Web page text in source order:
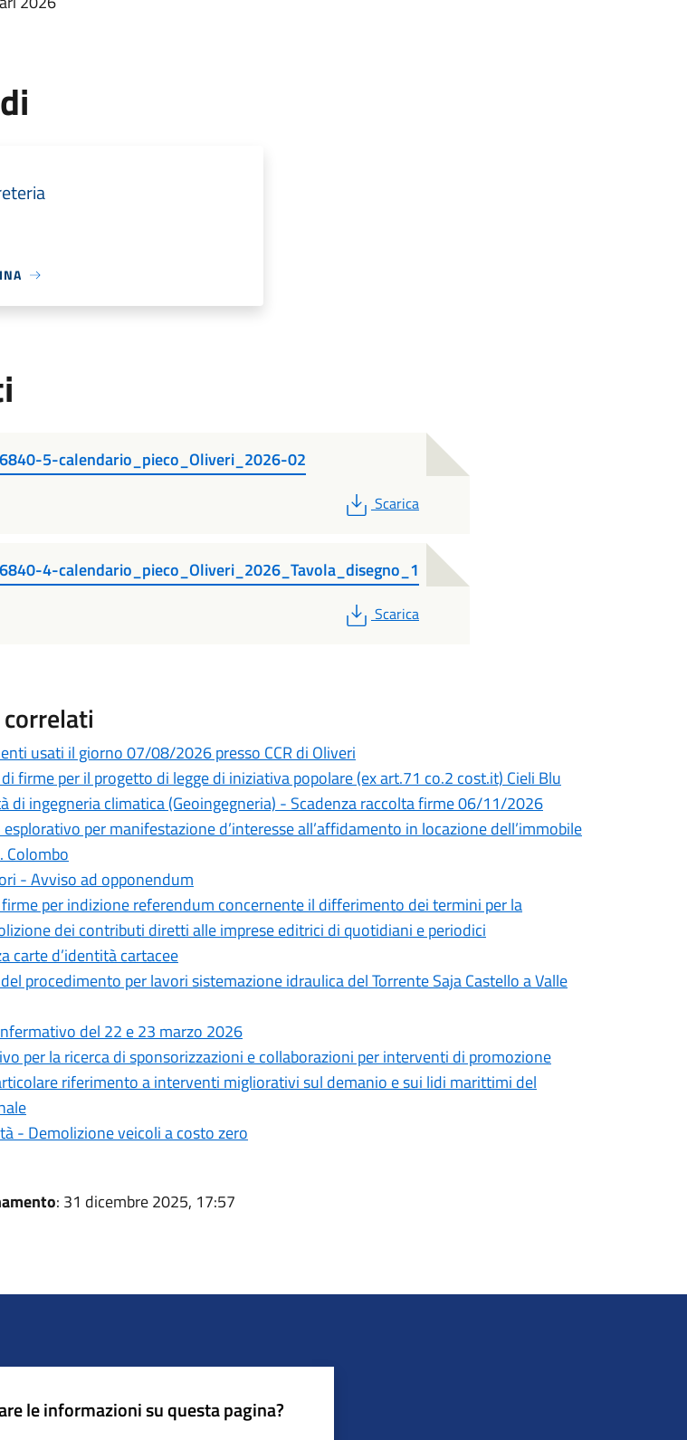
5-calendario_pieco_Oliveri_2026-02
PDF
Scarica
4-calendario_pieco_Oliveri_2026_Tavola_disegno_1
PDF
Scarica
usati il giorno 07/08/2026 presso CCR di Oliveri
firme per il progetto di legge di iniziativa popolare (ex art.71 co.2 cost.it) Cieli Blu
di ingegneria climatica (Geoingegneria) - Scadenza raccolta firme 06/11/2026
per manifestazione d’interesse all’affidamento in locazione dell’immobile
Colombo
- Avviso ad opponendum
per indizione referendum concernente il differimento dei termini per la
dei contributi diretti alle imprese editrici di quotidiani e periodici
carte d’identità cartacee
procedimento per lavori sistemazione idraulica del Torrente Saja Castello a Valle
del 22 e 23 marzo 2026
per la ricerca di sponsorizzazioni e collaborazioni per interventi di promozione
riferimento a interventi migliorativi sul demanio e sui lidi marittimi del
- Demolizione veicoli a costo zero
: 31 dicembre 2025, 17:57
le informazioni su questa pagina?